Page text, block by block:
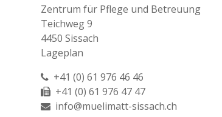
Zentrum für Pflege und Betreuung
Teichweg 9
4450 Sissach
Lageplan
+41 (0) 61 976 46 46
+41 (0) 61 976 47 47
info@muelimatt-sissach.ch